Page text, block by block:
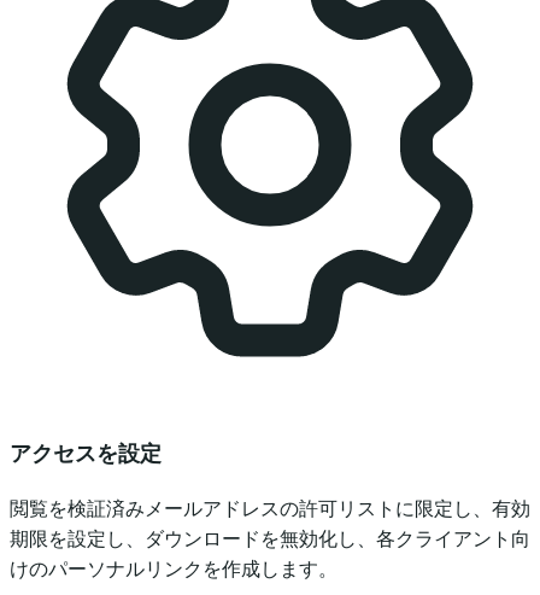
アクセスを設定
閲覧を検証済みメールアドレスの許可リストに限定し、有効
期限を設定し、ダウンロードを無効化し、各クライアント向
けのパーソナルリンクを作成します。